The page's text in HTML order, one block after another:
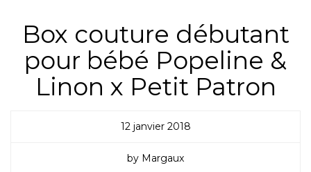
Box couture débutant
pour bébé Popeline &
Linon x Petit Patron
12 janvier 2018
by Margaux